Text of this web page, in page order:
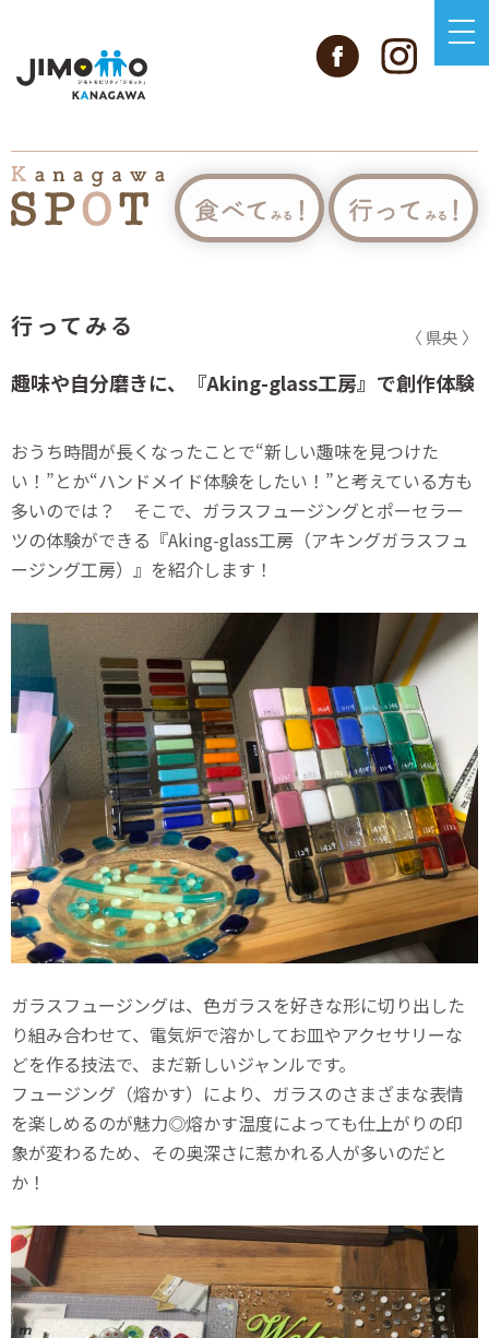
行ってみる 〈 県央 〉
趣味や自分磨きに、『Aking-glass工房』で創作体験
おうち時間が長くなったことで“新しい趣味を見つけた
い！”とか“ハンドメイド体験をしたい！”と考えている方も
多いのでは？ そこで、ガラスフュージングとポーセラー
ツの体験ができる『Aking-glass工房（アキングガラスフュ
ージング工房）』を紹介します！
ガラスフュージングは、色ガラスを好きな形に切り出した
り組み合わせて、電気炉で溶かしてお皿やアクセサリーな
どを作る技法で、まだ新しいジャンルです。
フュージング（熔かす）により、ガラスのさまざまな表情
を楽しめるのが魅力◎熔かす温度によっても仕上がりの印
象が変わるため、その奥深さに惹かれる人が多いのだと
か！